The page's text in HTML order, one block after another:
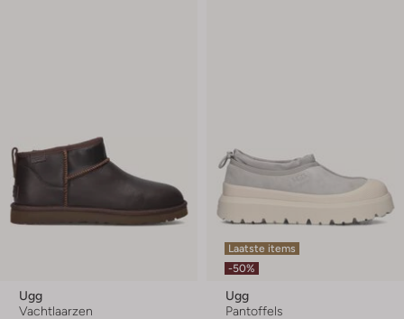
Ugg
Vachtlaarzen
Laatste items
-50%
Ugg
Pantoffels